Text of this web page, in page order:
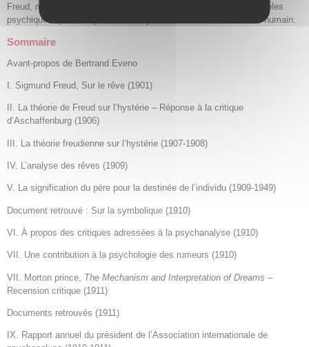
Freud, mais aussi à quiconque s’intéresse à la diversité des modèles
psychiques qui ont façonné la compréhension moderne de l’être humain.
Sommaire
Avant-propos de Bertrand Eveno
I. Sigmund Freud, Sur le rêve (1901)
II. La théorie de Freud sur l’hystérie – Réponse à la critique
d’Aschaffenburg (1906)
III. La théorie freudienne sur l’hystérie (1907-1908)
IV. L’analyse des rêves (1909)
V. La signification du père pour la destinée de l’individu (1909-1949)
Document retrouvé : Sur la symbolique (1910)
VI. À propos des critiques adressées à la psychanalyse (1910)
VII. Une contribution à la psychologie des rumeurs (1910)
VII. Morton prince, The Mechanism and Interpretation of Dreams –
Recension critique (1911)
Documents retrouvés (1911)
IX. Rapport annuel du président de l’Association internationale de